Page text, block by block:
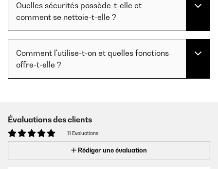
Quelles sécurités possède-t-elle et
comment se nettoie-t-elle ?
Comment l'utilise-t-on et quelles fonctions
offre-t-elle ?
Évaluations des clients
11 Evaluations
Rédiger une évaluation